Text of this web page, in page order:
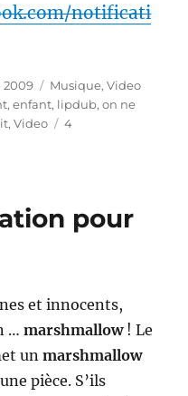
notificati
2009 Catégories
Musique,Video
,enfant, lipdub,on ne
,Video
4
pour
et innocents,
…marshmallow ! Le
unmarshmallow
pièce. S’ils